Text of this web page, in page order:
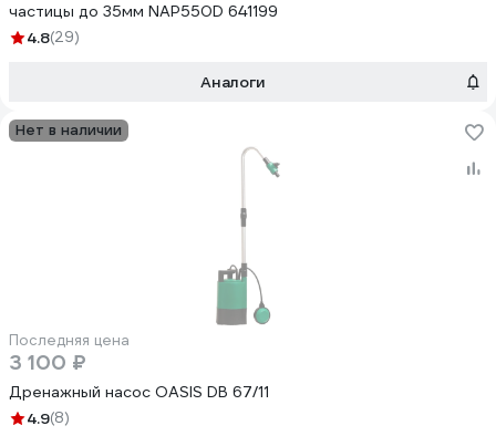
частицы до 35мм NAP550D 641199
4.8(29)
Аналоги
Нет в наличии
Последняя цена
3 100 ₽
Дренажный насос OASIS DВ 67/11
4.9(8)